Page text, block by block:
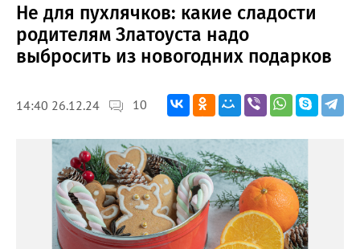
Не для пухлячков: какие сладости
родителям Златоуста надо
выбросить из новогодних подарков
14:40 26.12.24 10